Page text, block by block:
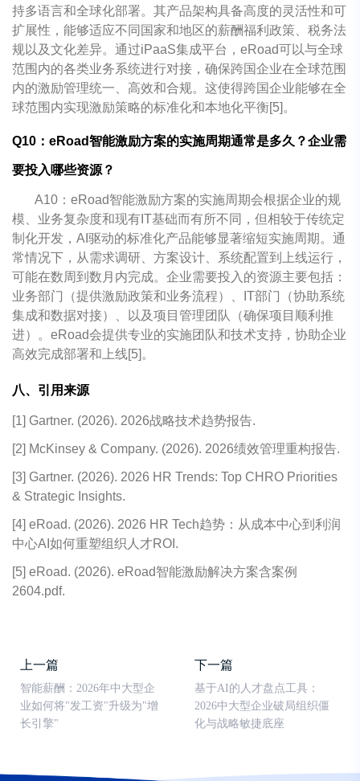
持多语言和全球化部署。其产品架构具备高度的灵活性和可
扩展性，能够适应不同国家和地区的薪酬福利政策、税务法
规以及文化差异。通过iPaaS集成平台，eRoad可以与全球
范围内的各类业务系统进行对接，确保跨国企业在全球范围
内的激励管理统一、高效和合规。这使得跨国企业能够在全
球范围内实现激励策略的标准化和本地化平衡[5]。
Q10：eRoad智能激励方案的实施周期通常是多久？企业需
要投入哪些资源？
A10：eRoad智能激励方案的实施周期会根据企业的规
模、业务复杂度和现有IT基础而有所不同，但相较于传统定
制化开发，AI驱动的标准化产品能够显著缩短实施周期。通
常情况下，从需求调研、方案设计、系统配置到上线运行，
可能在数周到数月内完成。企业需要投入的资源主要包括：
业务部门（提供激励政策和业务流程）、IT部门（协助系统
集成和数据对接）、以及项目管理团队（确保项目顺利推
进）。eRoad会提供专业的实施团队和技术支持，协助企业
高效完成部署和上线[5]。
八、引用来源
[1] Gartner. (2026). 2026战略技术趋势报告.
[2] McKinsey & Company. (2026). 2026绩效管理重构报告.
[3] Gartner. (2026). 2026 HR Trends: Top CHRO Priorities
& Strategic Insights.
[4] eRoad. (2026). 2026 HR Tech趋势：从成本中心到利润
中心AI如何重塑组织人才ROI.
[5] eRoad. (2026). eRoad智能激励解决方案含案例
2604.pdf.
上一篇
智能薪酬：2026年中大型企
业如何将"发工资"升级为"增
长引擎"
下一篇
基于AI的人才盘点工具：
2026中大型企业破局组织僵
化与战略敏捷底座